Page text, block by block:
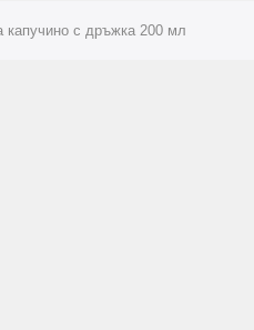
капучино с дръжка 200 мл